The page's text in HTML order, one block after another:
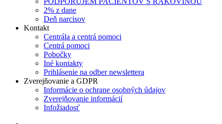
2% z dane
Deň narcisov
Kontakt
Centrála a centrá pomoci
Centrá pomoci
Pobočky
Iné kontakty
Prihlásenie na odber newslettera
Zverejňovanie a GDPR
Informácie o ochrane osobných údajov
Zverejňovanie informácií
Infožiadosť